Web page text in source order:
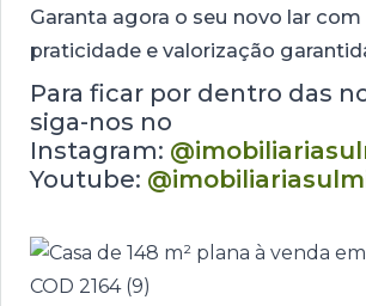
Garanta agora o seu novo lar
praticidade e valorização
Para ficar por dentro das
siga-nos no
Instagram:
Youtube: